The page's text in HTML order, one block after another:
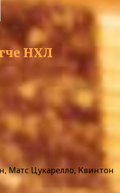
НХЛ
Матс Цукарелло, Квинтон